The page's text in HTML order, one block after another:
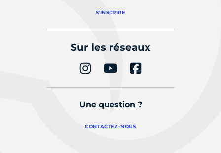
S'INSCRIRE
Sur les réseaux
Une question ?
CONTACTEZ-NOUS